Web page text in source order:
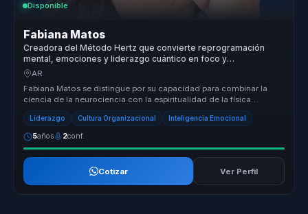
Disponible
Fabiana Matos
Creadora del Método Hertz que convierte reprogramación
mental, emociones y liderazgo cuántico en foco y
transformación para equipos.
AR
Fabiana Matos se distingue por su capacidad para combinar la
ciencia de la neurociencia con la espiritualidad de la física
cuántica, ofre...
Liderazgo Cultura Organizacional Inteligencia Emocional
5años 2conf.
Cotizar Ver Perfil